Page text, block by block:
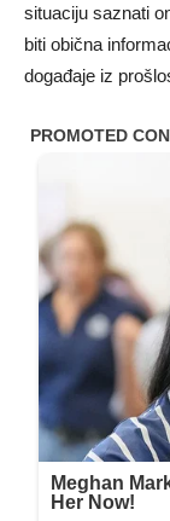
situaciju saznati
biti obična
događaje iz